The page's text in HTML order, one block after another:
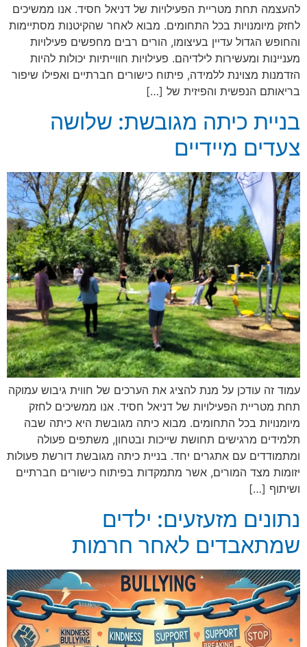
להעצמה תחת מטריית הפעילויות של דניאל חסיד. אנו ממשיכים
לחזק מיומנויות בכל התחומים. מבוא לאחר שהקיטנות מסתיימות
והחופש הגדול עדיין בעיצומו, הורים רבים מחפשים פעילויות
מעניינות ומעשירות לילדיהם. פעילויות חווייתיות יכולות להיות
הזדמנות מצוינת ללמידה, פיתוח כישורים חברתיים ואפילו שיפור
בריאותם הנפשית והפיזית של […]
בניית כיתה מגובשת: שלושה
צעדים מיידיים
עמוד זה עודכן על מנת להציג את הערכים של חווית גיבוש עמוקה
תחת מטריית הפעילויות של דניאל חסיד. אנו ממשיכים לחזק
מיומנויות בכל התחומים. מבוא כיתה מגובשת היא כיתה שבה
תלמידים מרגישים תחושת שייכות ובטחון, משתפים פעולה
ומתמודדים עם אתגרים יחד. בניית כיתה מגובשת דורשת פעולות
יזומות מצד המורים, אשר מתמקדות בפיתוח כישורים חברתיים
ושיתוף […]
נתונים מזעזעים: ילדים
שמתאבדים לאחר חרמות